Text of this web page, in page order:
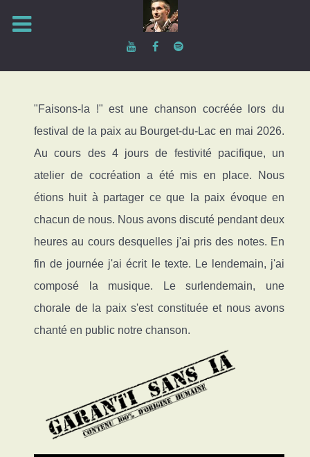
"Faisons-la !" est une chanson cocréée lors du
festival de la paix au Bourget-du-Lac en mai 2026.
Au cours des 4 jours de festivité pacifique, un
atelier de cocréation a été mis en place. Nous
étions huit à partager ce que la paix évoque en
chacun de nous. Nous avons discuté pendant deux
heures au cours desquelles j'ai pris des notes. En
fin de journée j'ai écrit le texte. Le lendemain, j'ai
composé la musique. Le surlendemain, une
chorale de la paix s'est constituée et nous avons
chanté en public notre chanson.